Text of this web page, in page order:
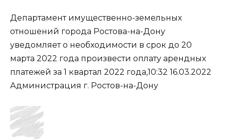
Департамент имущественно-земельных
отношений города Ростова-на-Дону
уведомляет о необходимости в срок до 20
марта 2022 года произвести оплату арендных
платежей за 1 квартал 2022 года,10:32 16.03.2022
Администрация г. Ростов-на-Дону